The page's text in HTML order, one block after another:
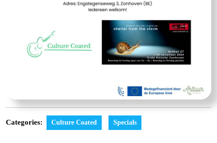
Categories: Culture Coated Specials